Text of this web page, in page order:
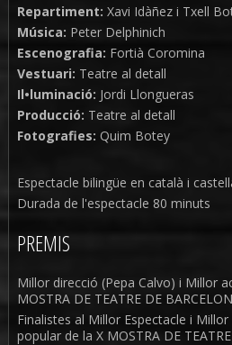
Repartiment: Xavi Idàñez i Txell
Música: Peter Delphinich
Escenografia: Fortià Coromina
Vestuari: Teatre al detall
Il•luminació: Jordi Llongueras
Producció: Teatre al detall
Fotografies: Quim Botey
Espectacle bilingüe en català i
Durada de l'espectacle 80 minuts
PREMIS
Millor direcció (Pepa Calvo) i Millor
MOSTRA DE TEATRE DE
Finalistes al Millor Espectacle i
popular de la X MOSTRA DE